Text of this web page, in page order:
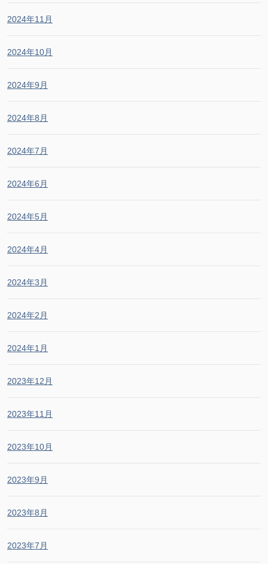
2024年11月
2024年10月
2024年9月
2024年8月
2024年7月
2024年6月
2024年5月
2024年4月
2024年3月
2024年2月
2024年1月
2023年12月
2023年11月
2023年10月
2023年9月
2023年8月
2023年7月